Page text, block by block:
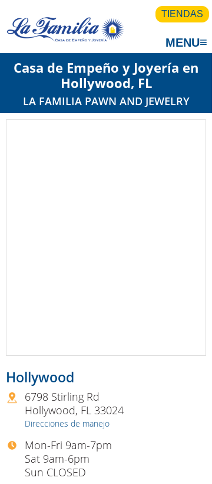
TIENDAS
MENU≡
Casa de Empeño y Joyería en
Hollywood, FL
LA FAMILIA PAWN AND JEWELRY
Hollywood
6798 Stirling Rd
Hollywood, FL 33024
Direcciones de manejo
Mon-Fri 9am-7pm
Sat 9am-6pm
Sun CLOSED